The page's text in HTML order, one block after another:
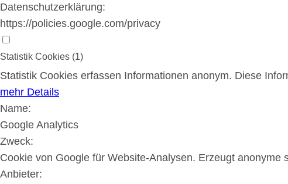
Datenschutzerklärung:
https://policies.google.com/privacy
Statistik Cookies (1)
Statistik Cookies erfassen Informationen anonym. Diese
mehr Details
Name:
Google Analytics
Zweck:
Cookie von Google für Website-Analysen. Erzeugt
Anbieter: